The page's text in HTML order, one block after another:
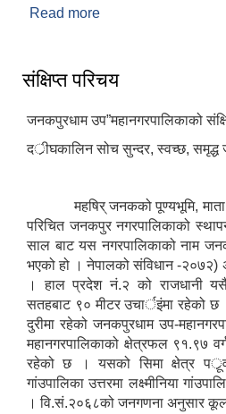
Read more
संक्षिप्त परिचय
जनकपुरधाम उप”महानगरपालिकाको
दर्ीघकालिन सोच सुन्दर, स्वच्छ, समृद्ध
महषिर् जनकको पूण्यभूमि, माता
परिचित जनकपुर नगरपालिकाको
साल बाट यस नगरपालिकाको नाम
भएको हो । नेपालको संविधान -२०७२)
। हाल प्रदेश नं.२ को राजधानी
सतहबाट ९० मीटर उचार्इंमा रहेको छ
दुरीमा रहेको जनकपुरधाम उप-
महानगरपालिकाको क्षेत्रफल ९१.९७
रहेको छ । यसको सिमा क्षेत्र
गांउपालिका उत्तरमा लक्ष्मीनिया
। वि.सं.२०६८को जनगणना अनुसार